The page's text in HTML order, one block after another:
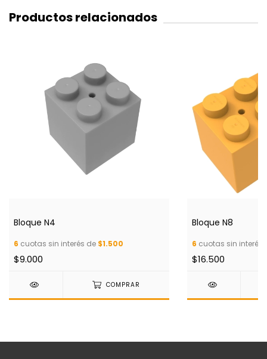
Productos relacionados
Bloque N4
6 cuotas sin interés de $1.500
$9.000
COMPRAR
Bloque N8
6 cuotas sin interés
$16.500